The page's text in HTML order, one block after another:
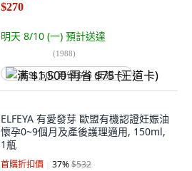
$270
明天 8/10 (一) 預計送達
(1988)
满 $1,500 再省 $75 (王道卡)
ELFEYA 有愛發芽 歐盟有機認證妊娠油
懷孕0~9個月及產後護理適用, 150ml,
1瓶
首購折扣價 37%$532